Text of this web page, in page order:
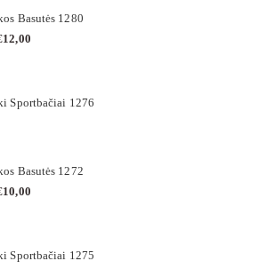
Basutės 1280
12,00
Sportbačiai 1276
Basutės 1272
10,00
Sportbačiai 1275